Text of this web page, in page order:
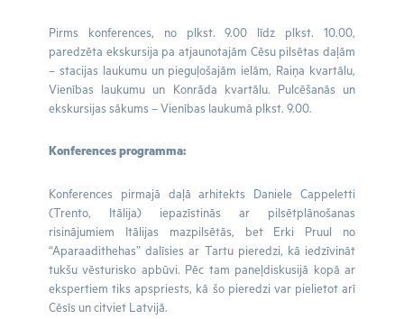
Pirms konferences, no plkst. 9.00 līdz plkst. 10.00,
paredzēta ekskursija pa atjaunotajām Cēsu pilsētas daļām
– stacijas laukumu un pieguļošajām ielām, Raiņa kvartālu,
Vienības laukumu un Konrāda kvartālu. Pulcēšanās un
ekskursijas sākums – Vienības laukumā plkst. 9.00.
Konferences programma:
Konferences pirmajā daļā arhitekts Daniele Cappeletti
(Trento, Itālija) iepazīstinās ar pilsētplānošanas
risinājumiem Itālijas mazpilsētās, bet Erki Pruul no
“Aparaadithehas” dalīsies ar Tartu pieredzi, kā iedzīvināt
tukšu vēsturisko apbūvi. Pēc tam paneļdiskusijā kopā ar
ekspertiem tiks apspriests, kā šo pieredzi var pielietot arī
Cēsīs un citviet Latvijā.